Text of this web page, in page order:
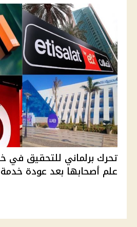
تحرك برلماني للتحقيق
علم أصحابها بعد عودة خدمة